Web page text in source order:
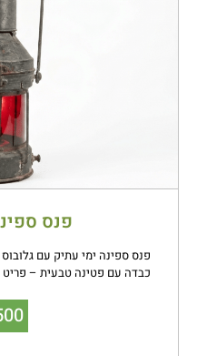
פנס
פנס ספינה ימי עתיק עם
כבדה עם פטינה טבעית – פריט